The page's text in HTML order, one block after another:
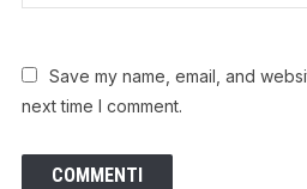
Save my name, email, and
next time I comment.